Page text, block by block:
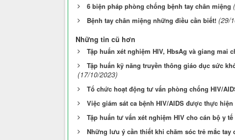
6 biện pháp phòng chống bệnh tay chân miệng
Bệnh tay chân miệng những điều cần biết! (29/
Những tin cũ hơn
Tập huấn xét nghiệm HIV, HbsAg và giang mai
Tập huấn kỹ năng truyền thông giáo dục sức
(17/10/2023)
Tổ chức hoạt động tư vấn phòng chống HIV/
Việc giám sát ca bệnh HIV/AIDS được thực
Tập huấn tư vấn xét nghiệm HIV cho cán bộ y tế
Những lưu ý cần thiết khi chăm sóc trẻ mắc tay